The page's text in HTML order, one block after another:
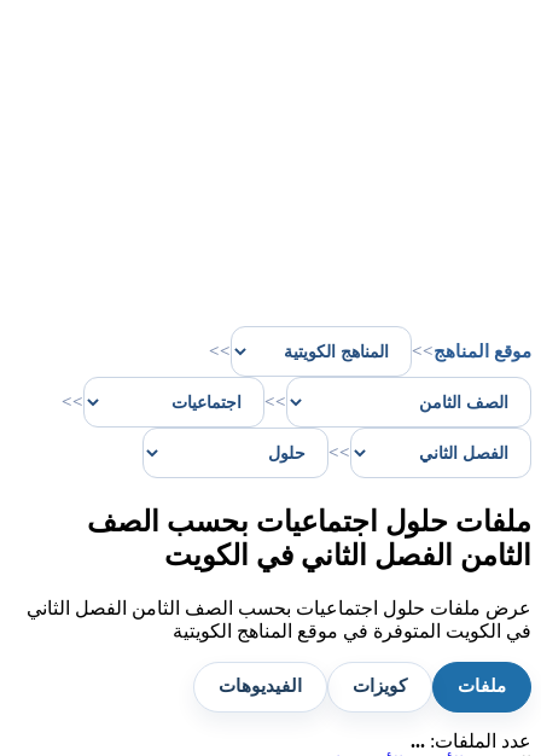
موقع المناهج>>
>>
>>
>>
>>
ملفات حلول اجتماعيات بحسب الصف
الثامن الفصل الثاني في الكويت
عرض ملفات حلول اجتماعيات بحسب الصف الثامن الفصل الثاني
في الكويت المتوفرة في موقع المناهج الكويتية
ملفات كويزات الفيديوهات
عدد الملفات: ...